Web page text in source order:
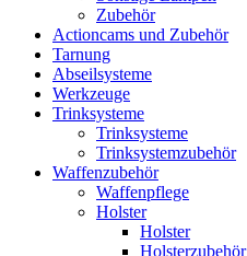
Zubehör
Actioncams und Zubehör
Tarnung
Abseilsysteme
Werkzeuge
Trinksysteme
Trinksysteme
Trinksystemzubehör
Waffenzubehör
Waffenpflege
Holster
Holster
Holsterzubehör